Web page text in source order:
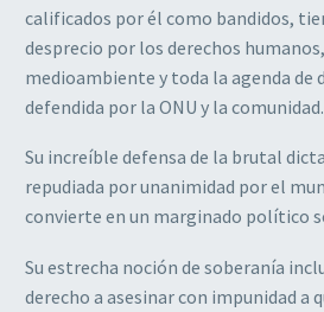
calificados por él como bandidos,
desprecio por los derechos
medioambiente y toda la agenda
defendida por la ONU y la
Su increíble defensa de la brutal
repudiada por unanimidad por el
convierte en un marginado político
Su estrecha noción de soberanía
derecho a asesinar con impunidad a